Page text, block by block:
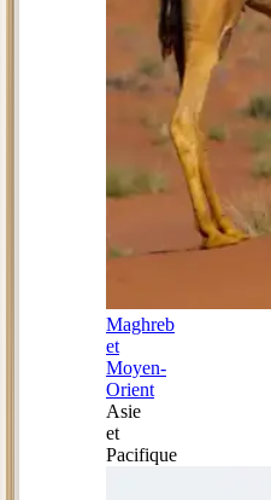
Maghreb
et
Moyen-
Orient
Asie
et
Pacifique